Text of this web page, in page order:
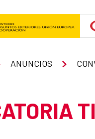
ANUNCIOS